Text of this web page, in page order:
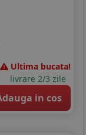
Ultima bucata!
livrare 2/3 zile
in cos